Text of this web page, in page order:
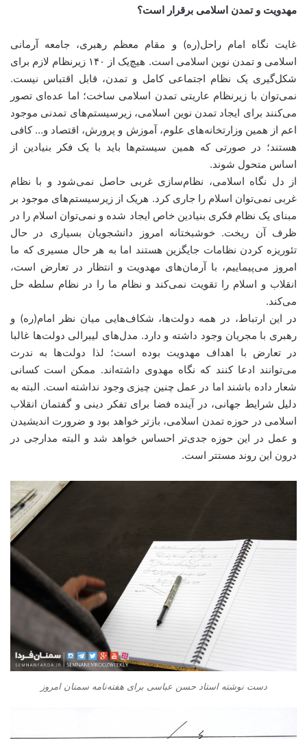
مهدویت و تمدن اسلامی برقرار است؟
غایت نگاه امام راحل(ره) و مقام معظم رهبری، جامعه آرمانی
اسلامی و تمدن نوین اسلامی است. هیچ‌یک از ۱۴۰ زیرنظام لازم برای
شکل‌گیری یک نظام اجتماعی کامل و تمدن، قابل اقتباس نیست.
نمی‌توان با زیرنظام عاریتی تمدن اسلامی ساخت؛ اما عده‌ای تصور
می‌کنند برای ایجاد تمدن نوین اسلامی، زیرسیستم‌های تمدنی موجود
اعم از همین وزارتخانه‌های علوم، آموزش و پرورش، اقتصاد و… کافی
هستند؛ در صورتی که همین سیستم‌ها باید با یک فکر بنیادین از
اساس متحول شوند.
از دل نگاه اسلامی، نظام‌سازی غربی حاصل نمی‌شود و با نظام
غربی نمی‌توان اسلام را جاری کرد. هریک از زیرسیستم‌های موجود بر
مبنای یک نظام فکری بنیادین خاص ایجاد شده و نمی‌توان اسلام را در
ظرف آن ریخت. خوشبختانه امروز دانشجویان بسیاری در حال
تئوریزه کردن نظامات جایگزین هستند اما به هر حال مسیری که ما
امروز می‌پیماییم، با آرمان‌های مهدویت و انتظار در تعارض است،
انقلاب و اسلام را تقویت نمی‌کند و نظام ما را در نظام سلطه حل
می‌کند.
در این ارتباط، در همه دولت‌ها، شکاف‌هایی میان نظر امام(ره) و
رهبری با مجریان وجود داشته و دارد. مدل‌های لیبرالی دولت‌ها غالبا
در تعارض با اهداف مهدویت بوده است؛ لذا دولت‌ها به ندرت
می‌توانند ادعا کنند که نگاه مهدوی داشته‌اند. ممکن است کسانی
شعار داده باشند اما در عمل چنین چیزی وجود نداشته است. البته به
دلیل شرایط جهانی، در آینده فضا برای تفکر دینی و گفتمان انقلاب
اسلامی در حوزه تمدن اسلامی، بازتر خواهد بود و ضرورت اندیشیدن
و عمل در این حوزه جدی‌تر احساس خواهد شد و البته مدارجی در
درون این روند مستتر است.
دست نوشته استاد حسن عباسی برای هفته‌نامه سمنان امروز